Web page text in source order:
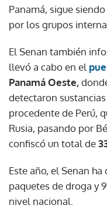
Panamá, sigue
por los grupos
El Senan también
llevó a cabo en el
Panamá Oeste,
detectaron
procedente de Perú,
Rusia, pasando por
confiscó un total de
Este año, el Senan
paquetes de droga y
nivel nacional.